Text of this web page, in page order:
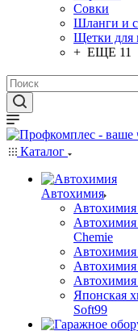
Совки
Шланги и
Щетки для
+ ЕЩЕ 11
Каталог
Автохимия
Chemie
Автохимия
Автохимия
Японская
Soft99